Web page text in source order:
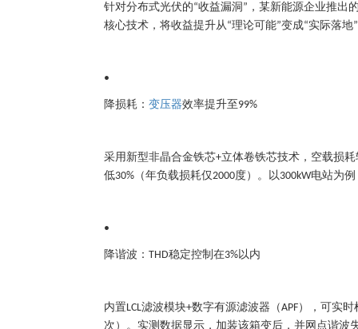
针对分布式光伏的“收益漏洞 ” ，某新能源企业推出
核心技术，将收益提升从“理论可能”变成“实际落地”
•
降损耗： 变压器效率提升至 99%
采用新型非晶合金铁芯+立体卷铁芯技术，空载损
低30% （年负载损耗仅2000度）。以300kW电站为
•
降谐波： THD稳定控制在3%以内
内置LCL滤波模块+数字有源滤波器（APF），可实
次）。实测数据显示，加装该箱变后，并网点谐波